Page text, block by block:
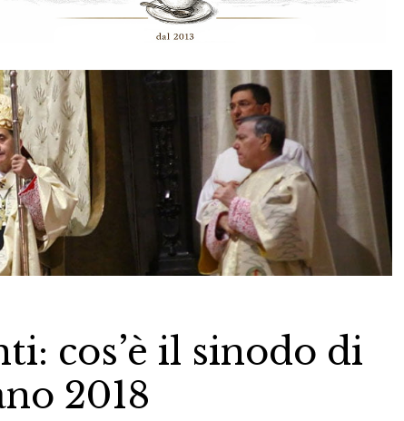
cos’è il sinodo di
2018